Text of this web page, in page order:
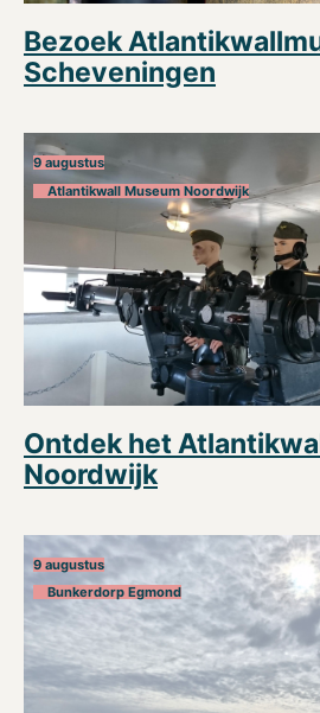
Bezoek
Scheveningen
9 augustus
Atlantikwall Museum Noordwijk
Ontdek het
Noordwijk
9 augustus
Bunkerdorp Egmond